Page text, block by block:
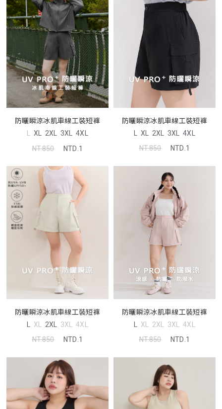
防曬瞬涼冰肌車線工裝短褲
L XL 2XL 3XL 4XL
NT.850
NTD.1
防曬瞬涼冰肌車線工裝短褲
L XL 2XL 3XL 4XL
NT.850
NTD.1
防曬瞬涼冰肌車線工裝短褲
L XL 2XL 3XL 4XL
NT.850
NTD.1
防曬瞬涼冰肌車線工裝短褲
L XL 2XL 3XL 4XL
NT.850
NTD.1